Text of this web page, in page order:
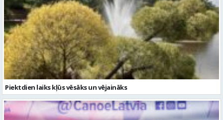
Piektdien laiks kļūs vēsāks un vējaināks